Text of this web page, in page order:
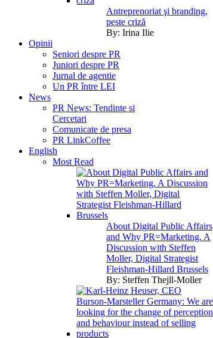
Antreprenoriat şi branding,
peste criză
By: Irina Ilie
Opinii
Seniori despre PR
Juniori despre PR
Jurnal de agentie
Un PR între LEI
News
PR News: Tendinte si
Cercetari
Comunicate de presa
PR LinkCoffee
English
Most Read
About Digital Public Affairs
and Why PR=Marketing. A
Discussion with Steffen
Moller, Digital Strategist
Fleishman-Hillard Brussels
By: Steffen Thejll-Moller